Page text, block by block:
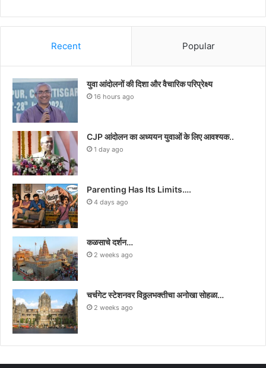
Recent Popular
युवा आंदोलनों की दिशा और वैचारिक परिप्रेक्ष्य
16 hours ago
CJP आंदोलन का अध्ययन युवाओं के लिए आवश्यक..
1 day ago
Parenting Has Its Limits….
4 days ago
कळसाचे दर्शन…
2 weeks ago
चर्चगेट स्टेशनवर विठ्ठलभक्तीचा अनोखा सोहळा…
2 weeks ago